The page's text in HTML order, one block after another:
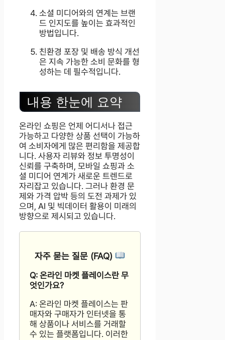
소셜 미디어와의 연계는 브랜
드 인지도를 높이는 효과적인
방법입니다.
친환경 포장 및 배송 방식 개선
은 지속 가능한 소비 문화를 형
성하는 데 필수적입니다.
내용 한눈에 요약
온라인 쇼핑은 언제 어디서나 접근
가능하고 다양한 상품 선택이 가능하
여 소비자에게 많은 편리함을 제공합
니다. 사용자 리뷰와 정보 투명성이
신뢰를 구축하며, 모바일 쇼핑과 소
셜 미디어 연계가 새로운 트렌드로
자리잡고 있습니다. 그러나 환경 문
제와 가격 압박 등의 도전 과제가 있
으며, AI 및 빅데이터 활용이 미래의
방향으로 제시되고 있습니다.
자주 묻는 질문 (FAQ)
Q: 온라인 마켓 플레이스란 무
엇인가요?
A: 온라인 마켓 플레이스는 판
매자와 구매자가 인터넷을 통
해 상품이나 서비스를 거래할
수 있는 플랫폼입니다. 이러한